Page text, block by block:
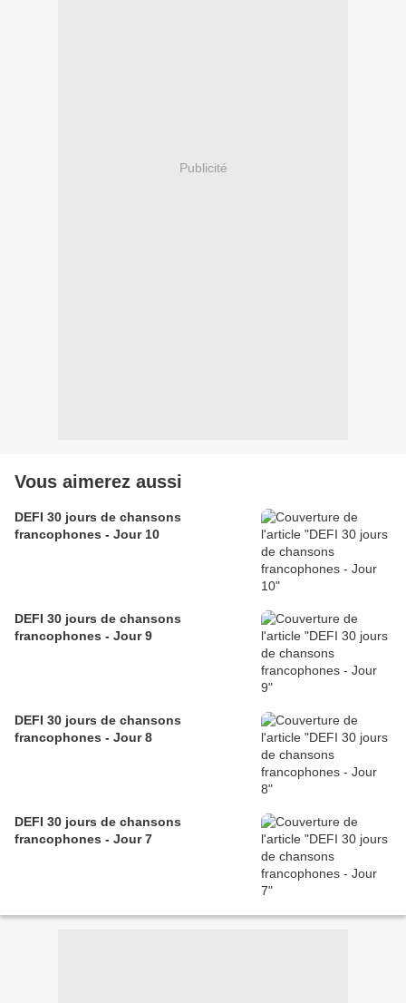
Publicité
Vous aimerez aussi
DEFI 30 jours de chansons
francophones - Jour 10
DEFI 30 jours de chansons
francophones - Jour 9
DEFI 30 jours de chansons
francophones - Jour 8
DEFI 30 jours de chansons
francophones - Jour 7